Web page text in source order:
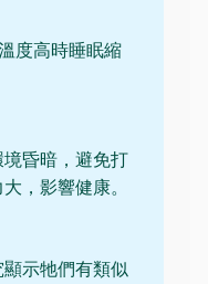
度高時睡眠縮
昏暗，避免打
，影響健康。
示牠們有類似